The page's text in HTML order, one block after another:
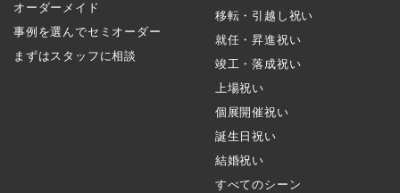
オーダーメイド
事例を選んでセミオーダー
まずはスタッフに相談
移転・引越し祝い
就任・昇進祝い
竣工・落成祝い
上場祝い
個展開催祝い
誕生日祝い
結婚祝い
すべてのシーン